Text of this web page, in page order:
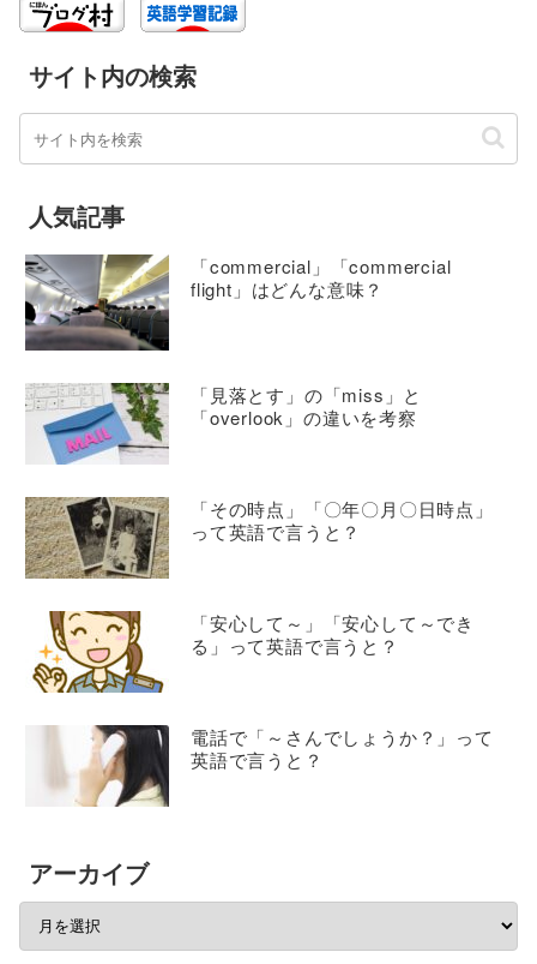
サイト内の検索
人気記事
「commercial」「commercial
flight」はどんな意味？
「見落とす」の「miss」と
「overlook」の違いを考察
「その時点」「〇年〇月〇日時点」
って英語で言うと？
「安心して～」「安心して～でき
る」って英語で言うと？
電話で「～さんでしょうか？」って
英語で言うと？
アーカイブ